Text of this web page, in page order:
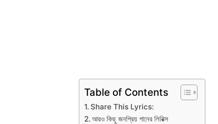
Table of Contents
Share This Lyrics:
আরও কিছু জনপ্রিয় গানের লিরিক্স